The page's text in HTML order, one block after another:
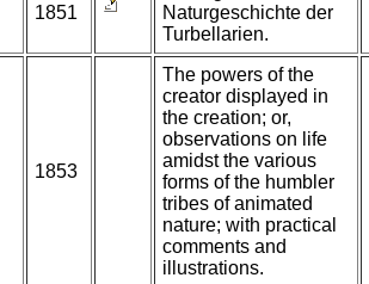
1851
Naturgeschichte der
Turbellarien.
1853
The powers of the
creator displayed in
the creation; or,
observations on life
amidst the various
forms of the humbler
tribes of animated
nature; with practical
comments and
illustrations.